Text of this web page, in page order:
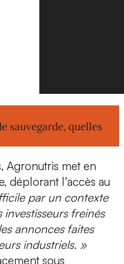
sauvegarde, quelles
Agronutris met en
déplorant l’accès au
par un contexte
investisseurs freinés
annonces faites
industriels. »
sous